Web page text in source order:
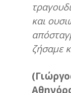
και
ζήσαμε